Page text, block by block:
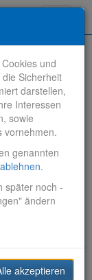
und
Sicherheit
darstellen,
Interessen
sowie
vornehmen.
genannten
.
später noch -
ändern
akzeptieren